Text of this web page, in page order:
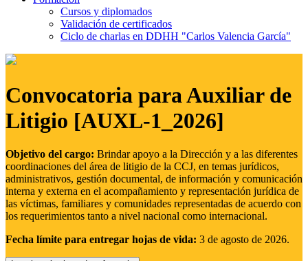
Cursos y diplomados
Validación de certificados
Ciclo de charlas en DDHH "Carlos Valencia García"
Convocatoria para Auxiliar de
Litigio [AUXL-1_2026]
Objetivo del cargo: Brindar apoyo a la Dirección y a las diferentes
coordinaciones del área de litigio de la CCJ, en temas jurídicos,
administrativos, gestión documental, de información y comunicación
interna y externa en el acompañamiento y representación jurídica de
las víctimas, familiares y comunidades representadas de acuerdo con
los requerimientos tanto a nivel nacional como internacional.
Fecha límite para entregar hojas de vida: 3 de agosto de 2026.